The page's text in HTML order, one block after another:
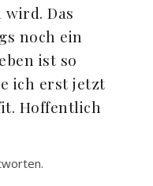
wird. Das
noch ein
ist so
ich erst jetzt
Hoffentlich